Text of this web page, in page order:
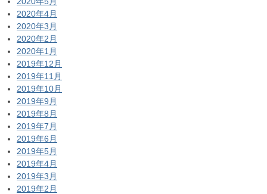
2020年4月
2020年3月
2020年2月
2020年1月
2019年12月
2019年11月
2019年10月
2019年9月
2019年8月
2019年7月
2019年6月
2019年5月
2019年4月
2019年3月
2019年2月